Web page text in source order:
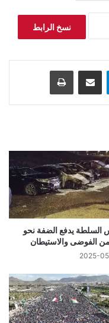
نسخ الرابط
تيلقرام مشاركة عبر البريد طباعة
السلطة يدفع الضفة نحو
الفوضى والاستيطان
2025-